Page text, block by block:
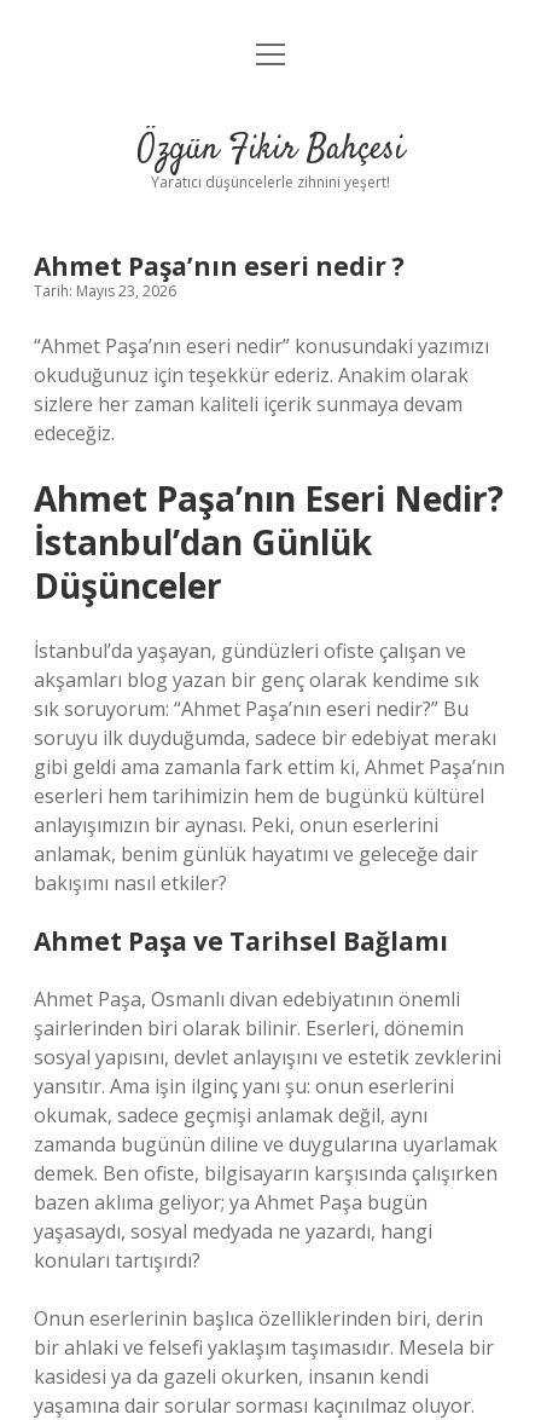
Anasayfa
Yasal Uyarı
menüyü
Özgün Fikir Bahçesi
Yaratıcı düşüncelerle zihnini yeşert!
Ahmet Paşa’nın eseri nedir ?
Tarih: Mayıs 23, 2026
“Ahmet Paşa’nın eseri nedir” konusundaki yazımızı
okuduğunuz için teşekkür ederiz. Anakim olarak
sizlere her zaman kaliteli içerik sunmaya devam
edeceğiz.
Ahmet Paşa’nın Eseri Nedir?
İstanbul’dan Günlük
Düşünceler
İstanbul’da yaşayan, gündüzleri ofiste çalışan ve
akşamları blog yazan bir genç olarak kendime sık
sık soruyorum: “Ahmet Paşa’nın eseri nedir?” Bu
soruyu ilk duyduğumda, sadece bir edebiyat merakı
gibi geldi ama zamanla fark ettim ki, Ahmet Paşa’nın
eserleri hem tarihimizin hem de bugünkü kültürel
anlayışımızın bir aynası. Peki, onun eserlerini
anlamak, benim günlük hayatımı ve geleceğe dair
bakışımı nasıl etkiler?
Ahmet Paşa ve Tarihsel Bağlamı
Ahmet Paşa, Osmanlı divan edebiyatının önemli
şairlerinden biri olarak bilinir. Eserleri, dönemin
sosyal yapısını, devlet anlayışını ve estetik zevklerini
yansıtır. Ama işin ilginç yanı şu: onun eserlerini
okumak, sadece geçmişi anlamak değil, aynı
zamanda bugünün diline ve duygularına uyarlamak
demek. Ben ofiste, bilgisayarın karşısında çalışırken
bazen aklıma geliyor; ya Ahmet Paşa bugün
yaşasaydı, sosyal medyada ne yazardı, hangi
konuları tartışırdı?
Onun eserlerinin başlıca özelliklerinden biri, derin
bir ahlaki ve felsefi yaklaşım taşımasıdır. Mesela bir
kasidesi ya da gazeli okurken, insanın kendi
yaşamına dair sorular sorması kaçınılmaz oluyor.